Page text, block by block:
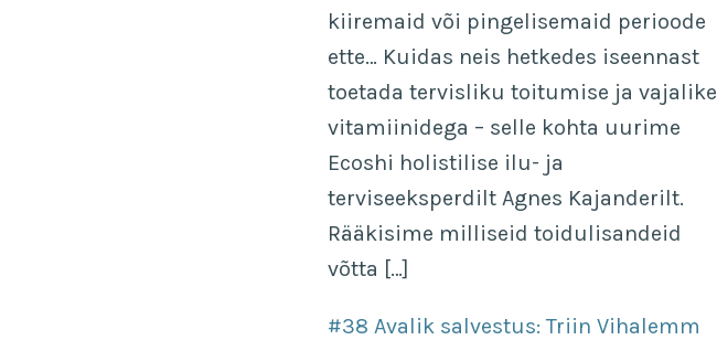
kiiremaid või pingelisemaid perioode
ette… Kuidas neis hetkedes iseennast
toetada tervisliku toitumise ja vajalike
vitamiinidega – selle kohta uurime
Ecoshi holistilise ilu- ja
terviseeksperdilt Agnes Kajanderilt.
Rääkisime milliseid toidulisandeid
võtta […]
#38 Avalik salvestus: Triin Vihalemm